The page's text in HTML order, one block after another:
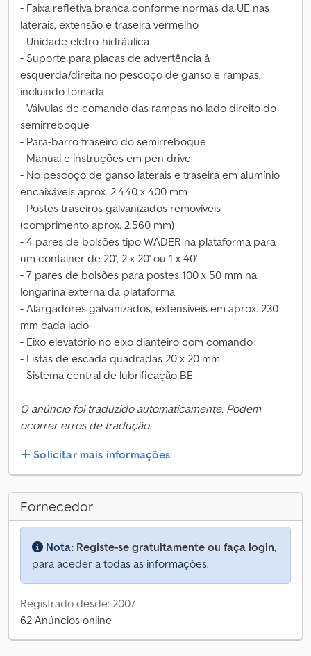
- Faixa refletiva branca conforme normas da UE nas
laterais, extensão e traseira vermelho
- Unidade eletro-hidráulica
- Suporte para placas de advertência à
esquerda/direita no pescoço de ganso e rampas,
incluindo tomada
- Válvulas de comando das rampas no lado direito do
semirreboque
- Para-barro traseiro do semirreboque
- Manual e instruções em pen drive
- No pescoço de ganso laterais e traseira em alumínio
encaixáveis aprox. 2.440 x 400 mm
- Postes traseiros galvanizados removíveis
(comprimento aprox. 2.560 mm)
- 4 pares de bolsões tipo WADER na plataforma para
um container de 20', 2 x 20' ou 1 x 40'
- 7 pares de bolsões para postes 100 x 50 mm na
longarina externa da plataforma
- Alargadores galvanizados, extensíveis em aprox. 230
mm cada lado
- Eixo elevatório no eixo dianteiro com comando
- Listas de escada quadradas 20 x 20 mm
- Sistema central de lubrificação BE
O anúncio foi traduzido automaticamente. Podem
ocorrer erros de tradução.
Solicitar mais informações
Fornecedor
Nota: Registe-se gratuitamente ou faça login,
para aceder a todas as informações.
Registrado desde: 2007
62 Anúncios online